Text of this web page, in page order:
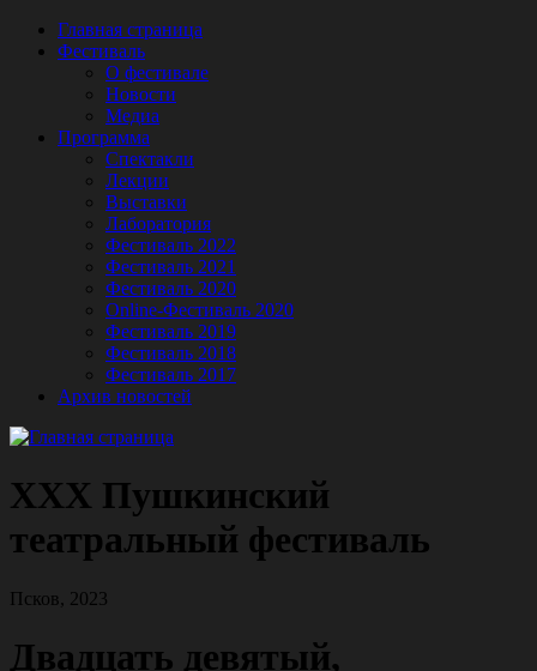
Главная страница
Фестиваль
О фестивале
Новости
Медиа
Программа
Спектакли
Лекции
Выставки
Лаборатория
Фестиваль 2022
Фестиваль 2021
Фестиваль 2020
Online-Фестиваль 2020
Фестиваль 2019
Фестиваль 2018
Фестиваль 2017
Архив новостей
XXX Пушкинский
театральный фестиваль
Псков, 2023
Двадцать девятый,